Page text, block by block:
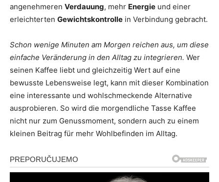
angenehmeren Verdauung, mehr Energie und einer
erleichterten Gewichtskontrolle in Verbindung gebracht.
Schon wenige Minuten am Morgen reichen aus, um diese
einfache Veränderung in den Alltag zu integrieren. Wer
seinen Kaffee liebt und gleichzeitig Wert auf eine
bewusste Lebensweise legt, kann mit dieser Kombination
eine interessante und wohlschmeckende Alternative
ausprobieren. So wird die morgendliche Tasse Kaffee
nicht nur zum Genussmoment, sondern auch zu einem
kleinen Beitrag für mehr Wohlbefinden im Alltag.